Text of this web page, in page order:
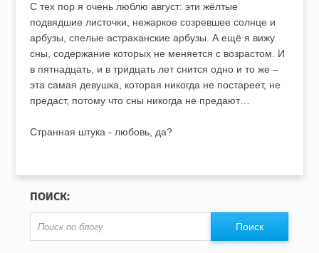
С тех пор я очень люблю август: эти жёлтые
подвядшие листочки, нежаркое созревшее солнце и
арбузы, спелые астраханские арбузы. А ещё я вижу
сны, содержание которых не меняется с возрастом. И
в пятнадцать, и в тридцать лет снится одно и то же –
эта самая девушка, которая никогда не постареет, не
предаст, потому что сны никогда не предают…
Странная штука - любовь, да?
ПОИСК: